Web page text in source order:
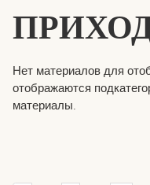
Нет материалов для
отображаются
материалы.